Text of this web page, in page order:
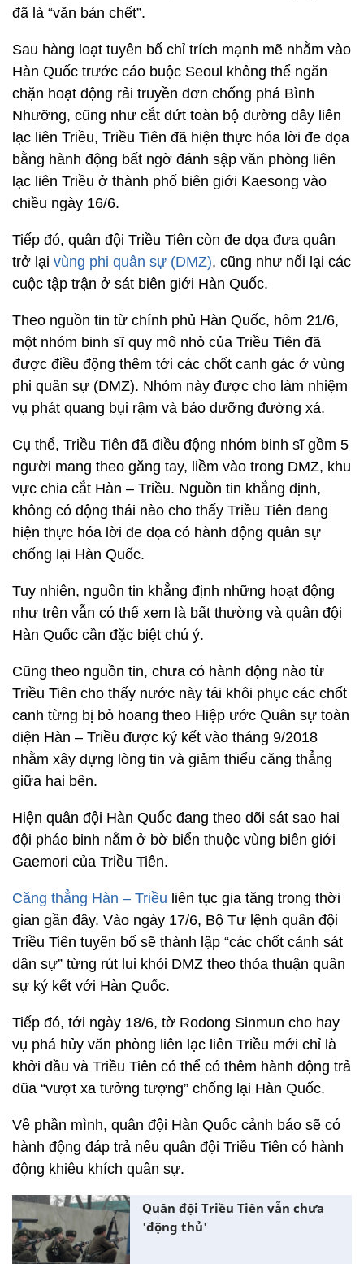
đã là “văn bản chết”.
Sau hàng loạt tuyên bố chỉ trích mạnh mẽ nhằm vào
Hàn Quốc trước cáo buộc Seoul không thể ngăn
chặn hoạt động rải truyền đơn chống phá Bình
Nhưỡng, cũng như cắt đứt toàn bộ đường dây liên
lạc liên Triều, Triều Tiên đã hiện thực hóa lời đe dọa
bằng hành động bất ngờ đánh sập văn phòng liên
lạc liên Triều ở thành phố biên giới Kaesong vào
chiều ngày 16/6.
Tiếp đó, quân đội Triều Tiên còn đe dọa đưa quân
trở lại vùng phi quân sự (DMZ), cũng như nối lại các
cuộc tập trận ở sát biên giới Hàn Quốc.
Theo nguồn tin từ chính phủ Hàn Quốc, hôm 21/6,
một nhóm binh sĩ quy mô nhỏ của Triều Tiên đã
được điều động thêm tới các chốt canh gác ở vùng
phi quân sự (DMZ). Nhóm này được cho làm nhiệm
vụ phát quang bụi rậm và bảo dưỡng đường xá.
Cụ thể, Triều Tiên đã điều động nhóm binh sĩ gồm 5
người mang theo găng tay, liềm vào trong DMZ, khu
vực chia cắt Hàn – Triều. Nguồn tin khẳng định,
không có động thái nào cho thấy Triều Tiên đang
hiện thực hóa lời đe dọa có hành động quân sự
chống lại Hàn Quốc.
Tuy nhiên, nguồn tin khẳng định những hoạt động
như trên vẫn có thể xem là bất thường và quân đội
Hàn Quốc cần đặc biệt chú ý.
Cũng theo nguồn tin, chưa có hành động nào từ
Triều Tiên cho thấy nước này tái khôi phục các chốt
canh từng bị bỏ hoang theo Hiệp ước Quân sự toàn
diện Hàn – Triều được ký kết vào tháng 9/2018
nhằm xây dựng lòng tin và giảm thiểu căng thẳng
giữa hai bên.
Hiện quân đội Hàn Quốc đang theo dõi sát sao hai
đội pháo binh nằm ở bờ biển thuộc vùng biên giới
Gaemori của Triều Tiên.
Căng thẳng Hàn – Triều liên tục gia tăng trong thời
gian gần đây. Vào ngày 17/6, Bộ Tư lệnh quân đội
Triều Tiên tuyên bố sẽ thành lập “các chốt cảnh sát
dân sự” từng rút lui khỏi DMZ theo thỏa thuận quân
sự ký kết với Hàn Quốc.
Tiếp đó, tới ngày 18/6, tờ Rodong Sinmun cho hay
vụ phá hủy văn phòng liên lạc liên Triều mới chỉ là
khởi đầu và Triều Tiên có thể có thêm hành động trả
đũa “vượt xa tưởng tượng” chống lại Hàn Quốc.
Về phần mình, quân đội Hàn Quốc cảnh báo sẽ có
hành động đáp trả nếu quân đội Triều Tiên có hành
động khiêu khích quân sự.
Quân đội Triều Tiên vẫn chưa
'động thủ'